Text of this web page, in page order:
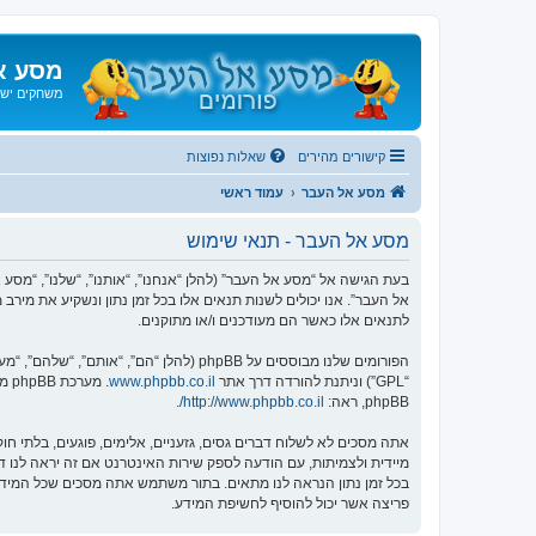
מסע
משחקים
קישורים מהירים שאלות נפוצות
מסע אל העבר עמוד ראשי
מסע אל העבר - תנאי שימוש
אל העבר”. אנו יכולים לשנות תנאים אלו בכל זמן נתון ונשקיע את
לתנאים אלו כאשר הם מעודכנים ו/או מתוקנים.
הפורומים שלנו מבוססים על phpBB (להלן “הם”, “אותם”, “שלהם”, “מערכת phpBB”, “www.phpbb.co.il”, “קבוצת phpBB”, “צוות phpBB הישראלי”) אשר הינה מערכת בולטיין המשוחררת תחת הסכם “
“GPL”) וניתנת להורדה דרך אתר
www.phpbb.co.il
phpBB, ראה:
http://www.phpbb.co.il/
.
אתה מסכים לא לשלוח דברים גסים, גזעניים, אלימים, פוגעים,
פריצה אשר יכול להוסיף לחשיפת המידע.